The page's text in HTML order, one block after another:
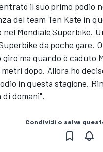
il suo primo podio
del team Ten Kate in
Mondiale Superbike.
da poche gare.
giro ma quando è caduto
dopo. Allora ho
in questa stagione.
domani".
Condividi o salva